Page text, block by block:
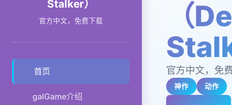
Stalker）
官方中文，免费下载
首页
galGame介绍
（
官方中文，免
神作 动作